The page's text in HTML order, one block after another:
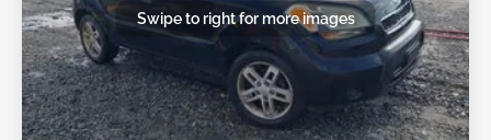
Swipe to right for more images